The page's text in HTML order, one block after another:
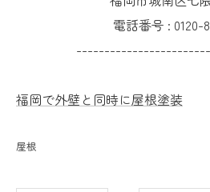
電話番号 : 0120-
福岡で外壁と同時に屋根塗装
屋根